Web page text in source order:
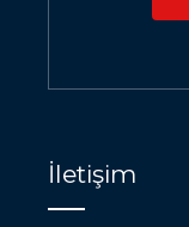
İletişim